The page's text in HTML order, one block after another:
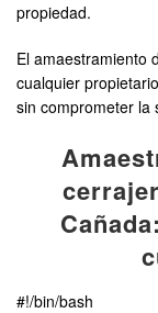
propiedad.
El amaestramiento
cualquier
sin comprometer la
#!/bin/bash